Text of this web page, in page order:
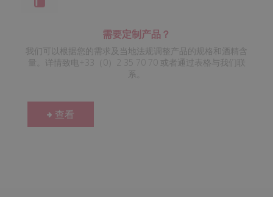
需要定制产品？
我们可以根据您的需求及当地法规调整产品的规格和酒精含
量。详情致电+33（0）2 35 70 70 或者通过表格与我们联
系。
查看